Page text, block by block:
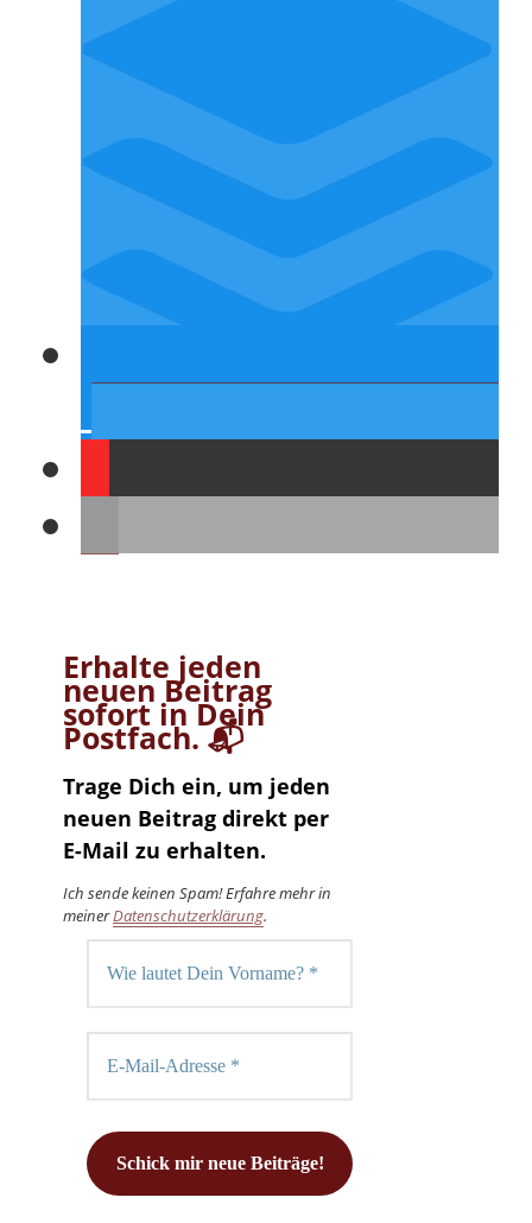
Erhalte jeden
neuen Beitrag
sofort in Dein
Postfach. 📬
Trage Dich ein, um jeden
neuen Beitrag direkt per
E-Mail zu erhalten.
Ich sende keinen Spam! Erfahre mehr in
meinerDatenschutzerklärung.